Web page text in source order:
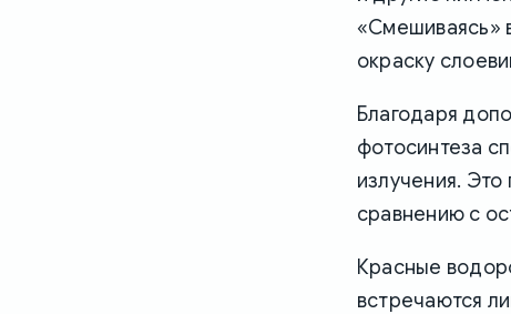
«Смешиваясь»
окраску
Благодаря
фотосинтеза
излучения.
сравнению с
Красные
встречаются